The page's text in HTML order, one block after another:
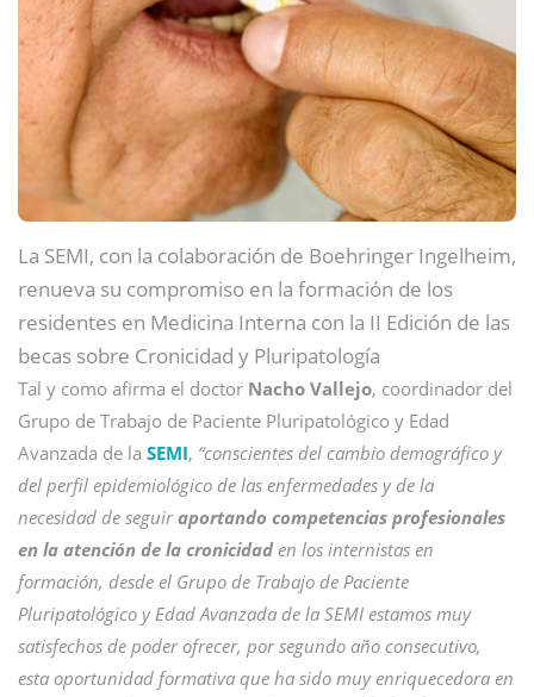
La SEMI, con la colaboración de Boehringer Ingelheim,
renueva su compromiso en la formación de los
residentes en Medicina Interna con la II Edición de las
becas sobre Cronicidad y Pluripatología
Tal y como afirma el doctor Nacho Vallejo, coordinador del
Grupo de Trabajo de Paciente Pluripatológico y Edad
Avanzada de la SEMI, “conscientes del cambio demográfico y
del perfil epidemiológico de las enfermedades y de la
necesidad de seguiraportando competencias profesionales
en la atención de la cronicidaden los internistas en
formación, desde el Grupo de Trabajo de Paciente
Pluripatológico y Edad Avanzada de la SEMI estamos muy
satisfechos de poder ofrecer, por segundo año consecutivo,
esta oportunidad formativa que ha sido muy enriquecedora en